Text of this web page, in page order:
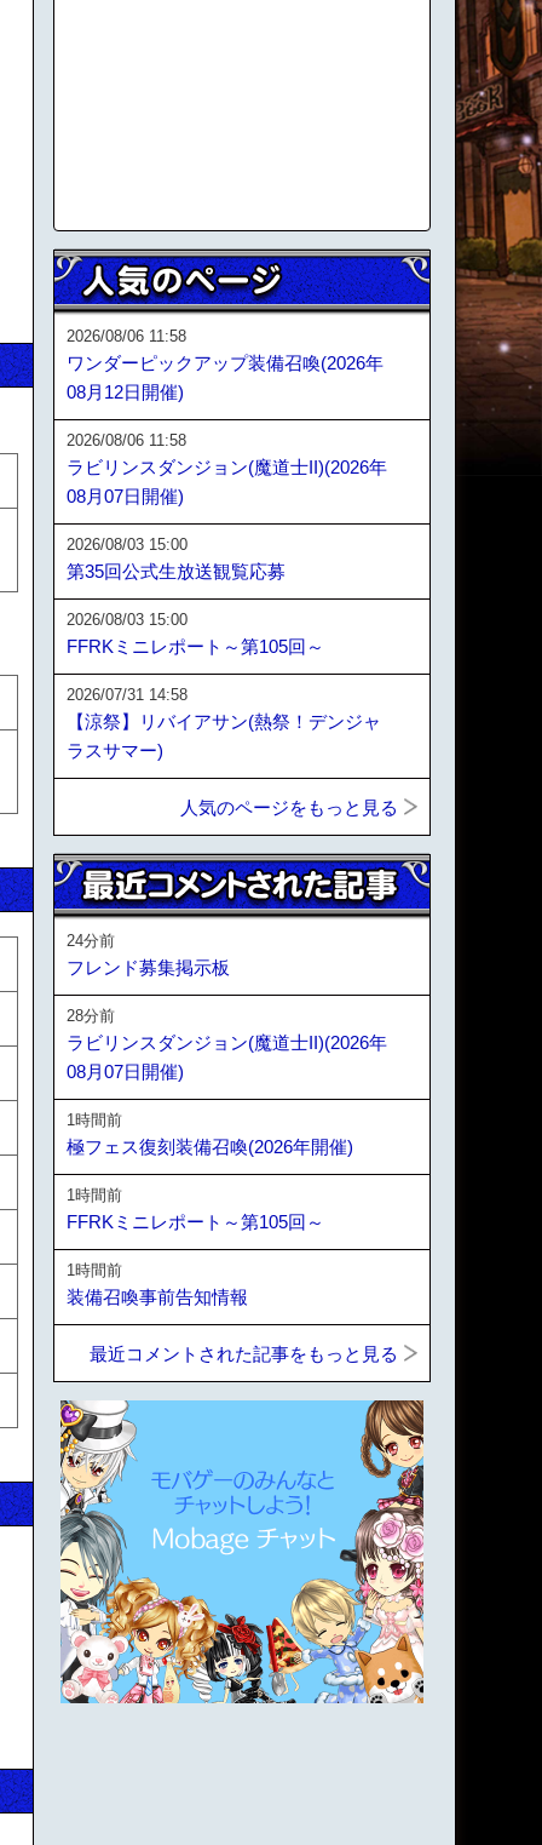
2026/08/06 11:58
ワンダーピックアップ装備召喚(2026年
08月12日開催)
2026/08/06 11:58
ラビリンスダンジョン(魔道士II)(2026年
08月07日開催)
2026/08/03 15:00
第35回公式生放送観覧応募
2026/08/03 15:00
FFRKミニレポート～第105回～
2026/07/31 14:58
【涼祭】リバイアサン(熱祭！デンジャ
ラスサマー)
人気のページをもっと見る
24分前
フレンド募集掲示板
28分前
ラビリンスダンジョン(魔道士II)(2026年
08月07日開催)
1時間前
極フェス復刻装備召喚(2026年開催)
1時間前
FFRKミニレポート～第105回～
1時間前
装備召喚事前告知情報
最近コメントされた記事をもっと見る